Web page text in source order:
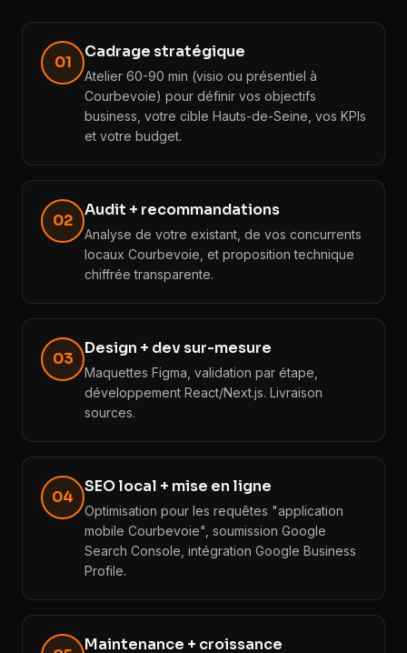
01
Cadrage stratégique
Atelier 60-90 min (visio ou présentiel à
Courbevoie) pour définir vos objectifs
business, votre cible Hauts-de-Seine, vos KPIs
et votre budget.
02
Audit + recommandations
Analyse de votre existant, de vos concurrents
locaux Courbevoie, et proposition technique
chiffrée transparente.
03
Design + dev sur-mesure
Maquettes Figma, validation par étape,
développement React/Next.js. Livraison
sources.
04
SEO local + mise en ligne
Optimisation pour les requêtes "application
mobile Courbevoie", soumission Google
Search Console, intégration Google Business
Profile.
Maintenance + croissance